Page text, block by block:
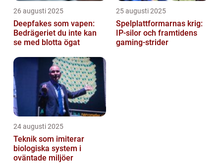
26 augusti 2025
Deepfakes som vapen:
Bedrägeriet du inte kan
se med blotta ögat
25 augusti 2025
Spelplattformarnas krig:
IP‑silor och framtidens
gaming‑strider
24 augusti 2025
Teknik som imiterar
biologiska system i
oväntade miljöer